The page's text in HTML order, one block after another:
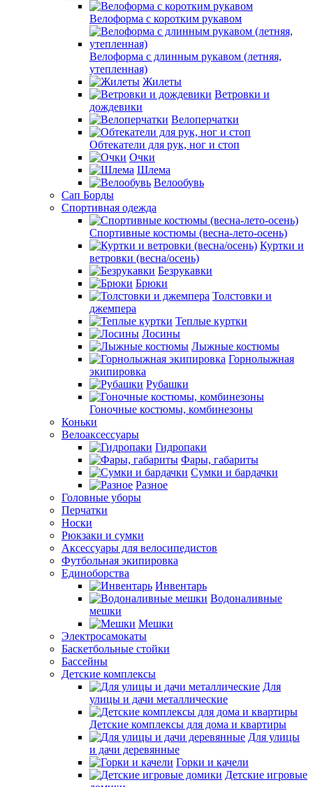
Велоформа с коротким рукавом
Велоформа с длинным рукавом (летняя,
утепленная)
Жилеты
Ветровки и
дождевики
Велоперчатки
Обтекатели для рук, ног и стоп
Очки
Шлема
Велообувь
Сап Борды
Спортивная одежда
Спортивные костюмы (весна-лето-осень)
Куртки и
ветровки (весна/осень)
Безрукавки
Брюки
Толстовки и
джемпера
Теплые куртки
Лосины
Лыжные костюмы
Горнолыжная
экипировка
Рубашки
Гоночные костюмы, комбинезоны
Коньки
Велоаксессуары
Гидропаки
Фары, габариты
Сумки и бардачки
Разное
Головные уборы
Перчатки
Носки
Рюкзаки и сумки
Аксессуары для велосипедистов
Футбольная экипировка
Единоборства
Инвентарь
Водоналивные
мешки
Мешки
Электросамокаты
Баскетбольные стойки
Бассейны
Детские комплексы
Для
улицы и дачи металлические
Детские комплексы для дома и квартиры
Для улицы
и дачи деревянные
Горки и качели
Детские игровые